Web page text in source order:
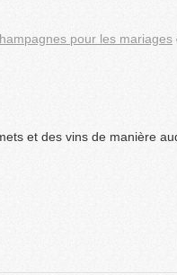
pour les mariages
et des vins de manière